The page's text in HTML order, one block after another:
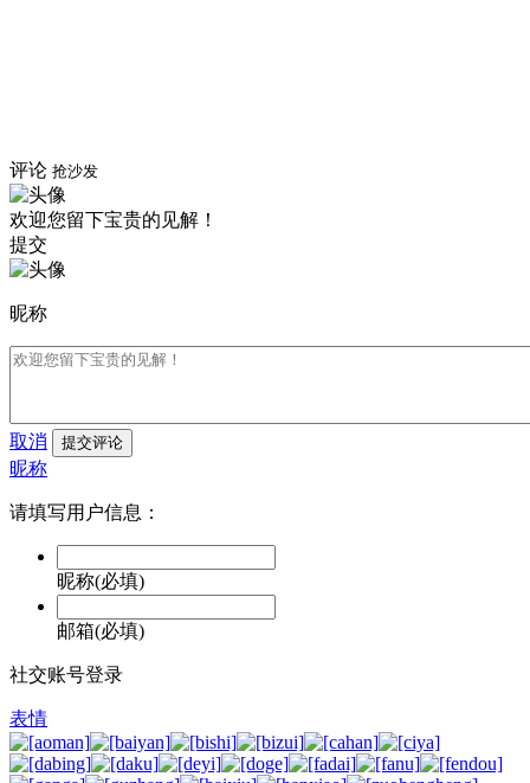
评论 抢沙发
欢迎您留下宝贵的见解！
提交
昵称
取消 提交评论
昵称
请填写用户信息：
昵称(必填)
邮箱(必填)
社交账号登录
表情